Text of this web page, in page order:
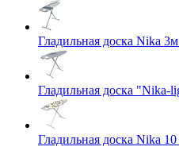
Гладильная доска Nika
Гладильная доска "Nika-
Гладильная доска Nika